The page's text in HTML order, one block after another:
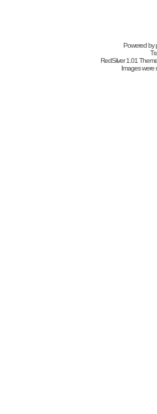
Powered by
RedSilver 1.01
Images were